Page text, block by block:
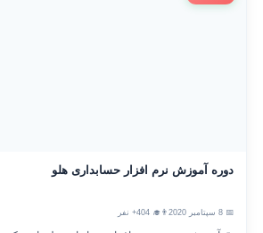
دوره آموزش نرم افزار حسابداری هلو
👨‍🎓 404+ نفر